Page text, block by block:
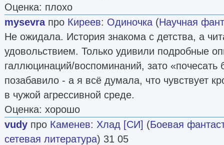
Оценка: плохо
mysevraпро Киреев: Одиночка (Научная
Не ожидала. История знакома с детства, а
удовольствием. Только удивили подробные
галлюцинаций/воспоминаний, зато
позабавило - а я всё думала, что чувствует
в чужой агрессивной среде.
Оценка: хорошо
vudy про Каменев: Хлад [СИ] (Боевая
сетевая литература) 31 05